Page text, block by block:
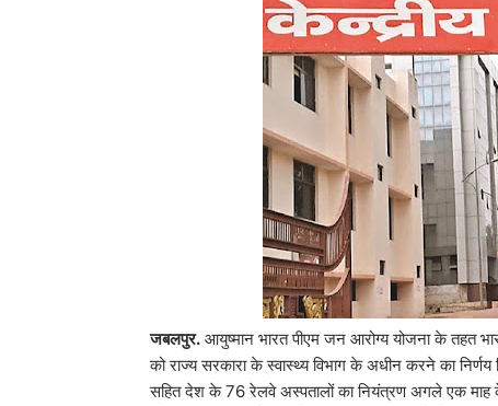
जबलपुर. आयुष्मान भारत पीएम जन आरोग्य योजना के तहत
को राज्य सरकारा के स्वास्थ्य विभाग के अधीन करने का
सहित देश के 76 रेलवे अस्पतालों का नियंत्रण अगले एक माह